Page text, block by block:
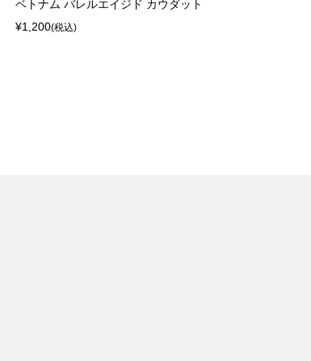
ベトナム バレルエイジド カウダット
¥1,200(税込)